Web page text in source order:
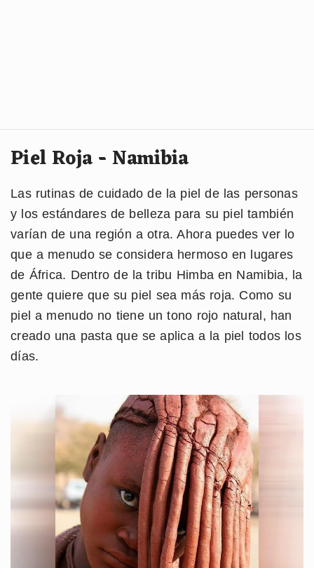
Piel Roja - Namibia
Las rutinas de cuidado de la piel de las personas
y los estándares de belleza para su piel también
varían de una región a otra. Ahora puedes ver lo
que a menudo se considera hermoso en lugares
de África. Dentro de la tribu Himba en Namibia, la
gente quiere que su piel sea más roja. Como su
piel a menudo no tiene un tono rojo natural, han
creado una pasta que se aplica a la piel todos los
días.